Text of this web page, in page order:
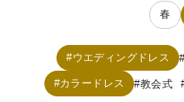
春
ウエディングドレス
カラードレス 教会式